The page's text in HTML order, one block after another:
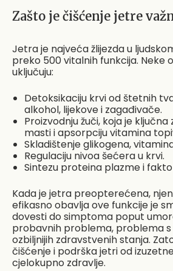
Zašto je čišćenje jetre
Jetra je najveća žlijezda u
preko 500 vitalnih funkcija. Neke
uključuju:
Detoksikaciju krvi od štetnih
alkohol, lijekove i zagađivače.
Proizvodnju žuči, koja je
masti i apsorpciju vitamina
Skladištenje glikogena,
Regulaciju nivoa šećera u krvi.
Sintezu proteina plazme i
Kada je jetra preopterećena,
efikasno obavlja ove funkcije je
dovesti do simptoma poput
probavnih problema, problema s
ozbiljnijih zdravstvenih stanja.
čišćenje i podrška jetri od
cjelokupno zdravlje.